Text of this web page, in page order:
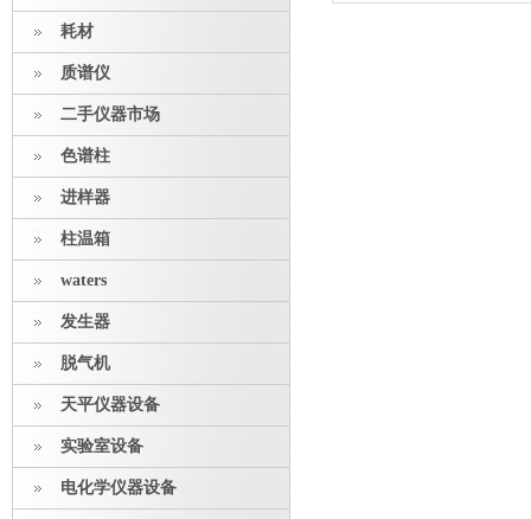
耗材
质谱仪
二手仪器市场
色谱柱
进样器
柱温箱
waters
发生器
脱气机
天平仪器设备
实验室设备
电化学仪器设备